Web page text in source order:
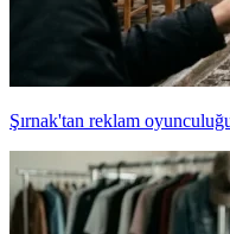
Şırnak'tan reklam